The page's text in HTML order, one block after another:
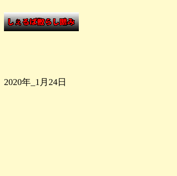
2020年_1月24日